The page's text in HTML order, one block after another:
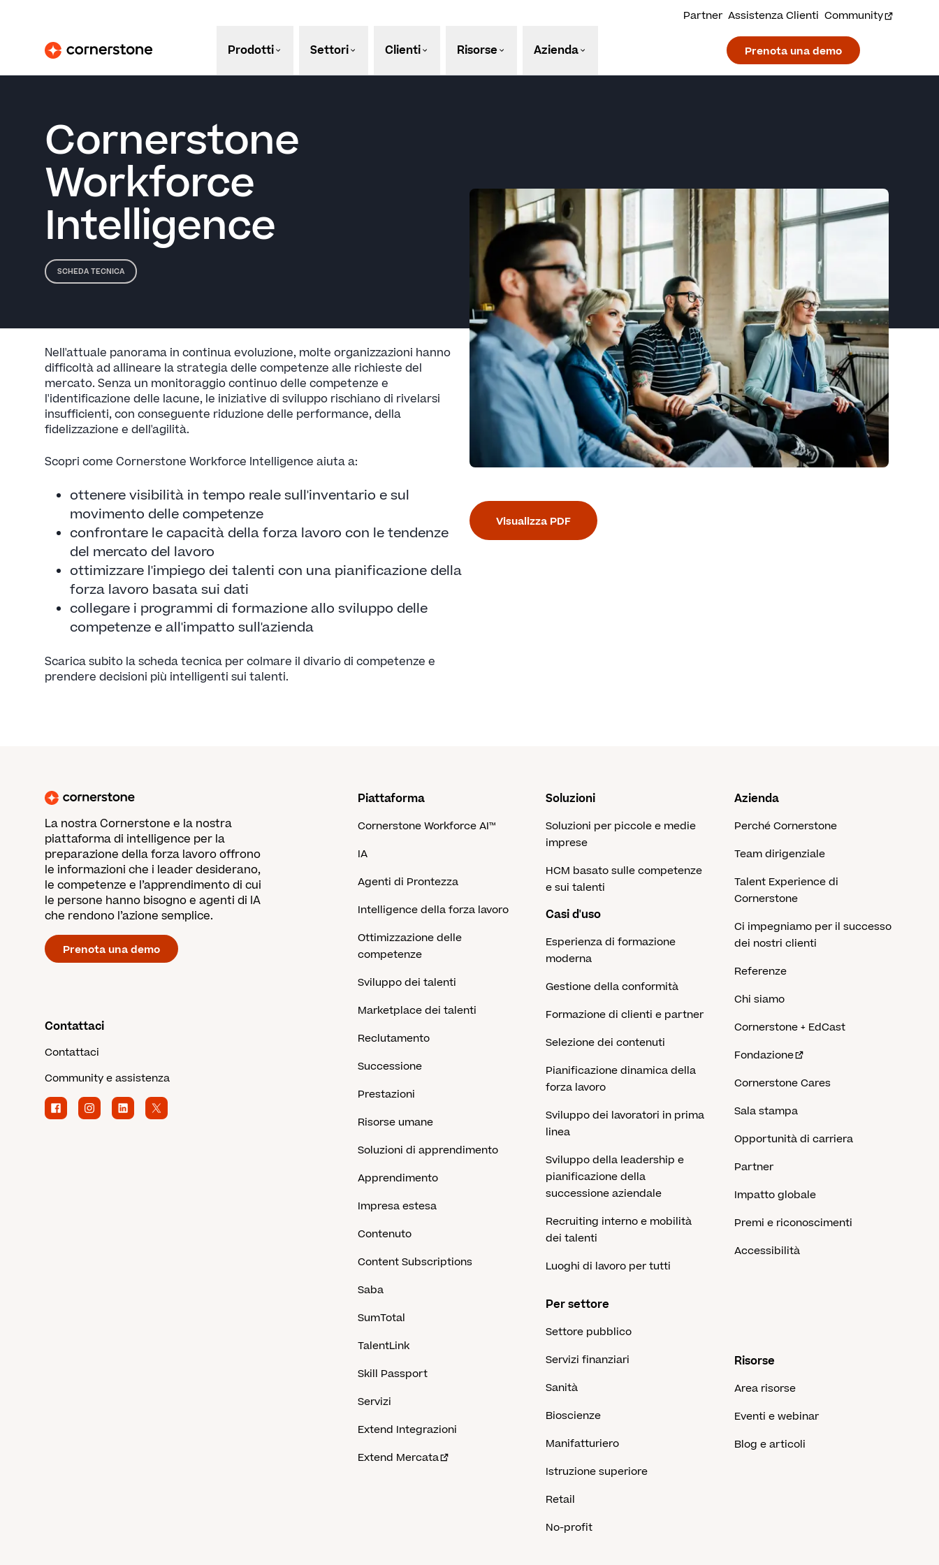
Partner Assistenza Clienti Community
Prodotti Settori Clienti Risorse Azienda Prenota una demo
Cornerstone
Workforce
Intelligence
SCHEDA TECNICA
Nell'attuale panorama in continua evoluzione, molte organizzazioni hanno
difficoltà ad allineare la strategia delle competenze alle richieste del
mercato. Senza un monitoraggio continuo delle competenze e
l'identificazione delle lacune, le iniziative di sviluppo rischiano di rivelarsi
insufficienti, con conseguente riduzione delle performance, della
fidelizzazione e dell'agilità.
Scopri come Cornerstone Workforce Intelligence aiuta a:
ottenere visibilità in tempo reale sull'inventario e sul
movimento delle competenze
confrontare le capacità della forza lavoro con le tendenze
del mercato del lavoro
ottimizzare l'impiego dei talenti con una pianificazione della
forza lavoro basata sui dati
collegare i programmi di formazione allo sviluppo delle
competenze e all'impatto sull'azienda
Scarica subito la scheda tecnica per colmare il divario di competenze e
prendere decisioni più intelligenti sui talenti.
Visualizza PDF
La nostra Cornerstone e la nostra
piattaforma di intelligence per la
preparazione della forza lavoro offrono
le informazioni che i leader desiderano,
le competenze e l’apprendimento di cui
le persone hanno bisogno e agenti di IA
che rendono l’azione semplice.
Prenota una demo
Contattaci
Contattaci
Community e assistenza
Piattaforma
Cornerstone Workforce AI™
IA
Agenti di Prontezza
Intelligence della forza lavoro
Ottimizzazione delle
competenze
Sviluppo dei talenti
Marketplace dei talenti
Reclutamento
Successione
Prestazioni
Risorse umane
Soluzioni di apprendimento
Apprendimento
Impresa estesa
Contenuto
Content Subscriptions
Saba
SumTotal
TalentLink
Skill Passport
Servizi
Extend Integrazioni
Extend Mercata
Soluzioni
Soluzioni per piccole e medie
imprese
HCM basato sulle competenze
e sui talenti
Casi d'uso
Esperienza di formazione
moderna
Gestione della conformità
Formazione di clienti e partner
Selezione dei contenuti
Pianificazione dinamica della
forza lavoro
Sviluppo dei lavoratori in prima
linea
Sviluppo della leadership e
pianificazione della
successione aziendale
Recruiting interno e mobilità
dei talenti
Luoghi di lavoro per tutti
Per settore
Settore pubblico
Servizi finanziari
Sanità
Bioscienze
Manifatturiero
Istruzione superiore
Retail
No-profit
Azienda
Perché Cornerstone
Team dirigenziale
Talent Experience di
Cornerstone
Ci impegniamo per il successo
dei nostri clienti
Referenze
Chi siamo
Cornerstone + EdCast
Fondazione
Cornerstone Cares
Sala stampa
Opportunità di carriera
Partner
Impatto globale
Premi e riconoscimenti
Accessibilità
Risorse
Area risorse
Eventi e webinar
Blog e articoli